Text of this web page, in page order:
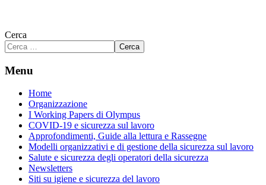
Cerca
Cerca
Menu
Home
Organizzazione
I Working Papers di Olympus
COVID-19 e sicurezza sul lavoro
Approfondimenti, Guide alla lettura e Rassegne
Modelli organizzativi e di gestione della sicurezza sul lavoro
Salute e sicurezza degli operatori della sicurezza
Newsletters
Siti su igiene e sicurezza del lavoro